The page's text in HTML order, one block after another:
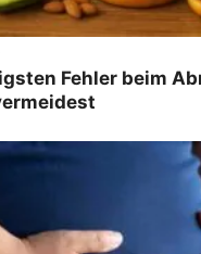
Fehler beim